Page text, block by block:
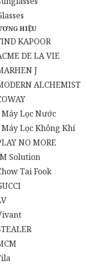
HIỆU
KAPOOR
DE LA VIE
J
ALCHEMIST
Máy Lọc Nước
Máy Lọc Không Khí
NO MORE
Solution
Tai Fook